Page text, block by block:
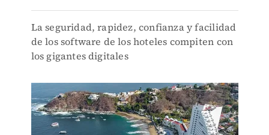
La seguridad, rapidez, confianza y facilidad
de los software de los hoteles compiten con
los gigantes digitales